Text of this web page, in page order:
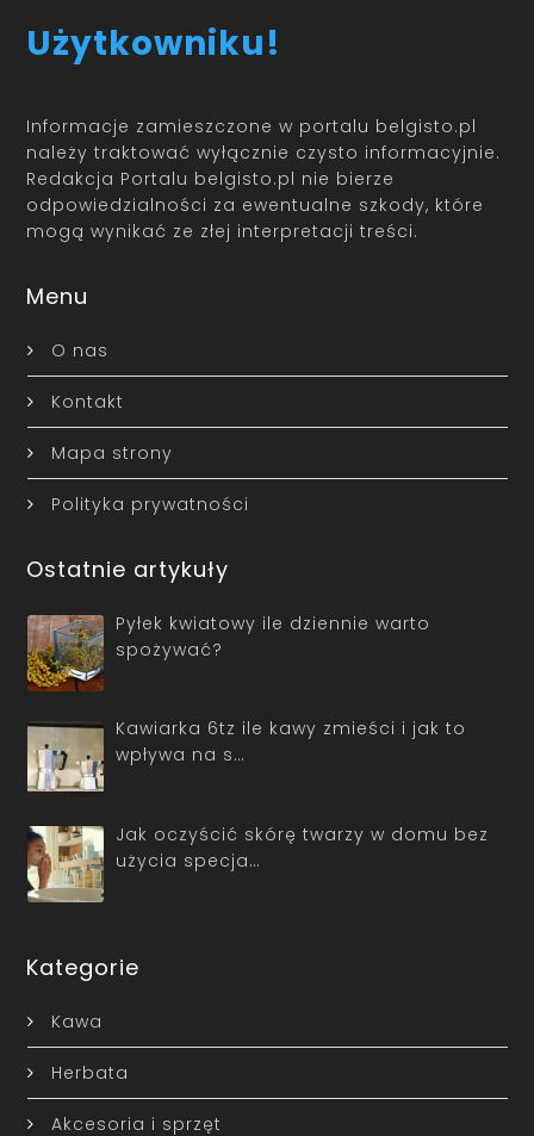
Użytkowniku!
Informacje zamieszczone w portalu belgisto.pl
należy traktować wyłącznie czysto informacyjnie.
Redakcja Portalu belgisto.pl nie bierze
odpowiedzialności za ewentualne szkody, które
mogą wynikać ze złej interpretacji treści.
Menu
O nas
Kontakt
Mapa strony
Polityka prywatności
Ostatnie artykuły
Pyłek kwiatowy ile dziennie warto
spożywać?
Kawiarka 6tz ile kawy zmieści i jak to
wpływa na s…
Jak oczyścić skórę twarzy w domu bez
użycia specja…
Kategorie
Kawa
Herbata
Akcesoria i sprzęt